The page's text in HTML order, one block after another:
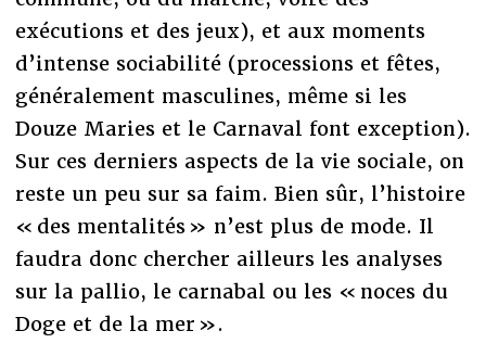
exécutions et des jeux), et aux moments
d’intense sociabilité (processions et fêtes,
généralement masculines, même si les
Douze Maries et le Carnaval font exception).
Sur ces derniers aspects de la vie sociale, on
reste un peu sur sa faim. Bien sûr, l’histoire
« des mentalités » n’est plus de mode. Il
faudra donc chercher ailleurs les analyses
sur la pallio, le carnabal ou les « noces du
Doge et de la mer ».